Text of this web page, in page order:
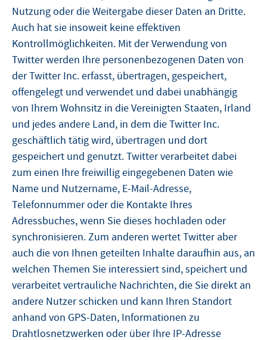
Nutzung oder die Weitergabe dieser Daten an Dritte.
Auch hat sie insoweit keine effektiven
Kontrollmöglichkeiten. Mit der Verwendung von
Twitter werden Ihre personenbezogenen Daten von
der Twitter Inc. erfasst, übertragen, gespeichert,
offengelegt und verwendet und dabei unabhängig
von Ihrem Wohnsitz in die Vereinigten Staaten, Irland
und jedes andere Land, in dem die Twitter Inc.
geschäftlich tätig wird, übertragen und dort
gespeichert und genutzt. Twitter verarbeitet dabei
zum einen Ihre freiwillig eingegebenen Daten wie
Name und Nutzername, E-Mail-Adresse,
Telefonnummer oder die Kontakte Ihres
Adressbuches, wenn Sie dieses hochladen oder
synchronisieren. Zum anderen wertet Twitter aber
auch die von Ihnen geteilten Inhalte daraufhin aus, an
welchen Themen Sie interessiert sind, speichert und
verarbeitet vertrauliche Nachrichten, die Sie direkt an
andere Nutzer schicken und kann Ihren Standort
anhand von GPS-Daten, Informationen zu
Drahtlosnetzwerken oder über Ihre IP-Adresse